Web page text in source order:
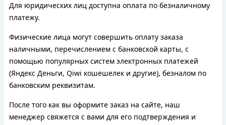
Для юридических лиц доступна оплата по безналичному
платежу.
Физические лица могут совершить оплату заказа
наличными, перечислением с банковской карты, с
помощью популярных систем электронных платежей
(Яндекс Деньги, Qiwi кошешелек и другие), безналом по
банковским реквизитам.
После того как вы оформите заказ на сайте, наш
менеджер свяжется с вами для его подтверждения и